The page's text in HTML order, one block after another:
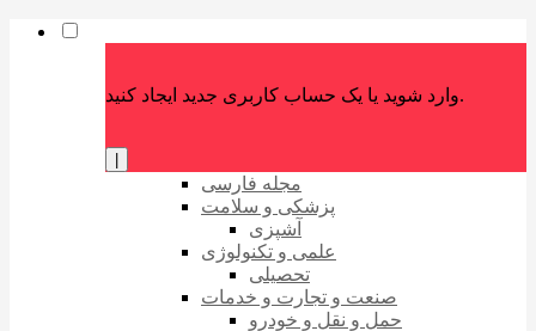
وارد شوید یا یک حساب کاربری جدید ایجاد کنید.
مجله فارسی
پزشکی و سلامت
آشپزی
علمی و تکنولوژی
تحصیلی
صنعت و تجارت و خدمات
حمل و نقل و خودرو